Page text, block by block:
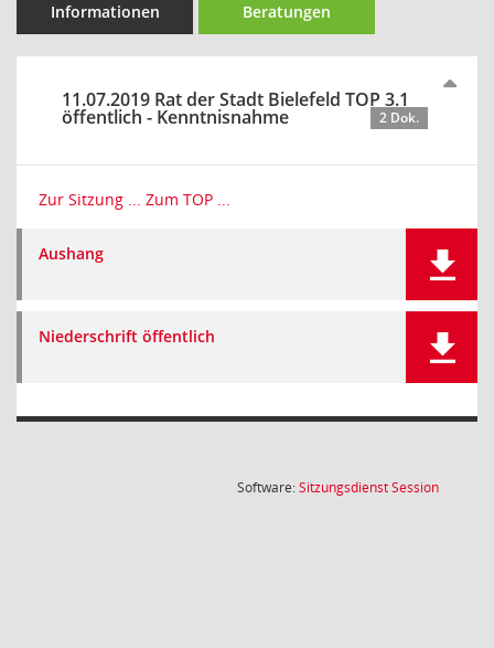
Informationen Beratungen
11.07.2019 Rat der Stadt Bielefeld TOP 3.1
öffentlich - Kenntnisnahme 2 Dok.
Zur Sitzung ... Zum TOP ...
Aushang
Niederschrift öffentlich
Software:SitzungsdienstSession(Wird in